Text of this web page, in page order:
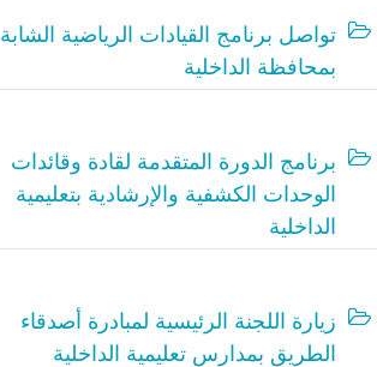
تواصل برنامج القيادات الرياضية الشابة
بمحافظة الداخلية
برنامج الدورة المتقدمة لقادة وقائدات
الوحدات الكشفية والإرشادية بتعليمية
الداخلية
زيارة اللجنة الرئيسية لمبادرة أصدقاء
الطريق بمدارس تعليمية الداخلية